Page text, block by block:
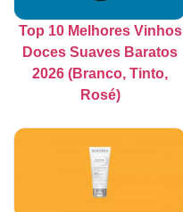
Top 10 Melhores Vinhos
Doces Suaves Baratos
2026 (Branco, Tinto,
Rosé)